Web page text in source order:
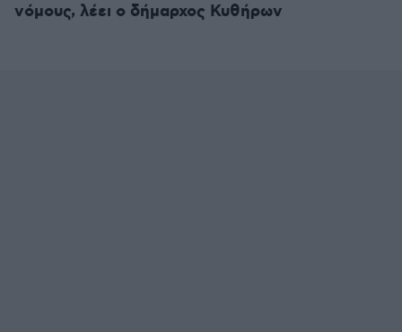
νόμους, λέει ο δήμαρχος Κυθήρων